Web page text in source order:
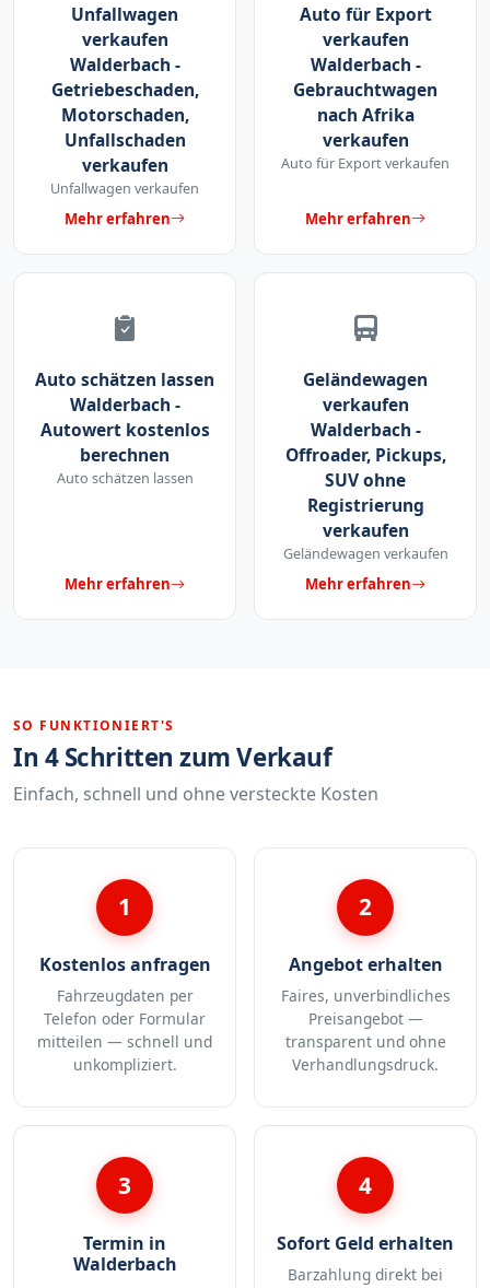
Unfallwagen
verkaufen
Walderbach -
Getriebeschaden,
Motorschaden,
Unfallschaden
verkaufen
Unfallwagen verkaufen
Mehr erfahren
Auto für Export
verkaufen
Walderbach -
Gebrauchtwagen
nach Afrika
verkaufen
Auto für Export verkaufen
Mehr erfahren
Auto schätzen lassen
Walderbach -
Autowert kostenlos
berechnen
Auto schätzen lassen
Mehr erfahren
Geländewagen
verkaufen
Walderbach -
Offroader, Pickups,
SUV ohne
Registrierung
verkaufen
Geländewagen verkaufen
Mehr erfahren
SO FUNKTIONIERT'S
In 4 Schritten zum Verkauf
Einfach, schnell und ohne versteckte Kosten
1
Kostenlos anfragen
Fahrzeugdaten per
Telefon oder Formular
mitteilen — schnell und
unkompliziert.
2
Angebot erhalten
Faires, unverbindliches
Preisangebot —
transparent und ohne
Verhandlungsdruck.
3
Termin in
Walderbach
4
Sofort Geld erhalten
Barzahlung direkt bei